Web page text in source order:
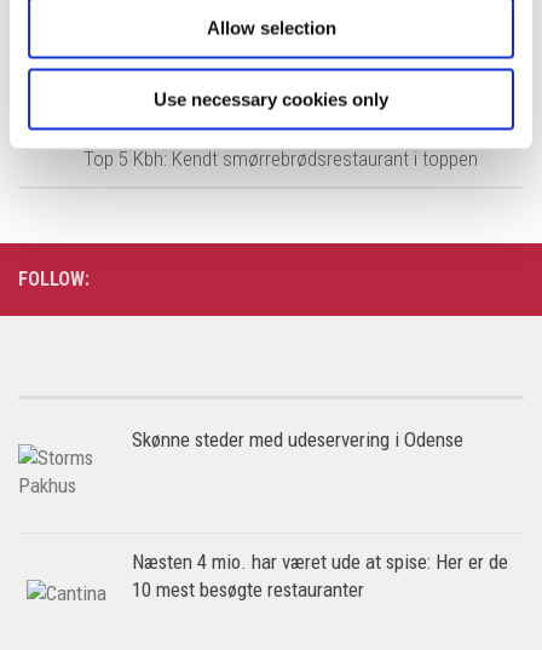
Allow selection
Use necessary cookies only
NEXT STORY
Michelin-kok fra lukkede CLOU står bag ny italiener
Top 5 Kbh: Kendt smørrebrødsrestaurant i toppen
FOLLOW:
Skønne steder med udeservering i Odense
Næsten 4 mio. har været ude at spise: Her er de
10 mest besøgte restauranter